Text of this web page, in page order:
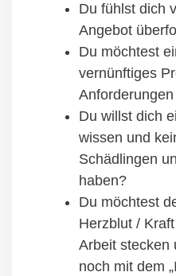
Du fühlst dich
Angebot
Du möchtest
vernünftiges
Du willst dich
wissen und
Schädlingen
haben?
Du möchtest
Herzblut /
Arbeit stecken
noch mit dem